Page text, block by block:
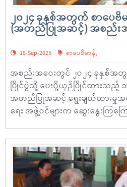
၂၀၂၄ ခုနှစ်အတွက် စာပေ
(အတည်ပြုအဆင့်) အစည်းအ
18-Sep-2025 စာပေဗိမာန်,
အစည်းအဝေးတွင် ၂ဝ၂၄ ခုနှစ်အ
ပြိုင်ပွဲသို့ ပေးပို့ယှဉ်ပြိုင်ထားသည့်
အတည်ပြုအဆင့် ရွေးချယ်ထားမှုအ
ရေး အဖွဲ့ဝင်များက ဆွေးနွေးကြက